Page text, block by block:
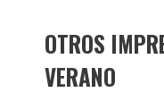
OTROS
VERANO